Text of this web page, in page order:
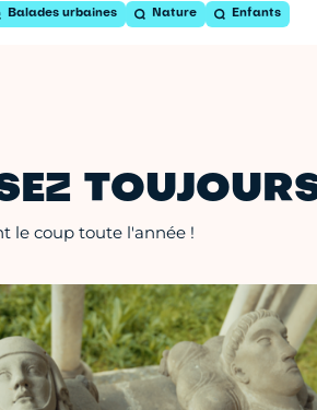
Balades urbaines Nature Enfants
le coup toute l'année !